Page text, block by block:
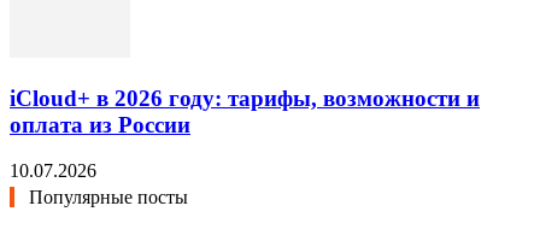
iCloud+ в 2026 году: тарифы, возможности и
оплата из России
10.07.2026
Популярные посты